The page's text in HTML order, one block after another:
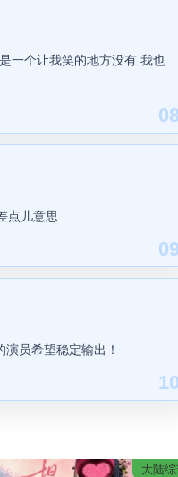
一个让我笑的地方没有 我也
点儿意思
员希望稳定输出！
大陆